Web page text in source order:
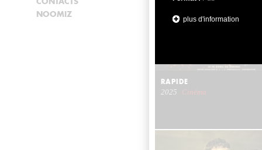
NOOMIZ
plus d'information
RAPIDE
2025 Cinéma